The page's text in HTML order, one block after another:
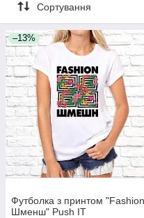
Сортування
–13%
Футболка з принтом "Fashion
Шменш" Push IT